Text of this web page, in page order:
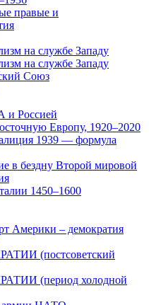
правые и
на службе Западу
на службе Западу
Союз
и Россией
Европу, 1920–2020
1939 — формула
в бездну Второй мировой
1450–1600
Америки – демократия
(постсоветский
(период холодной